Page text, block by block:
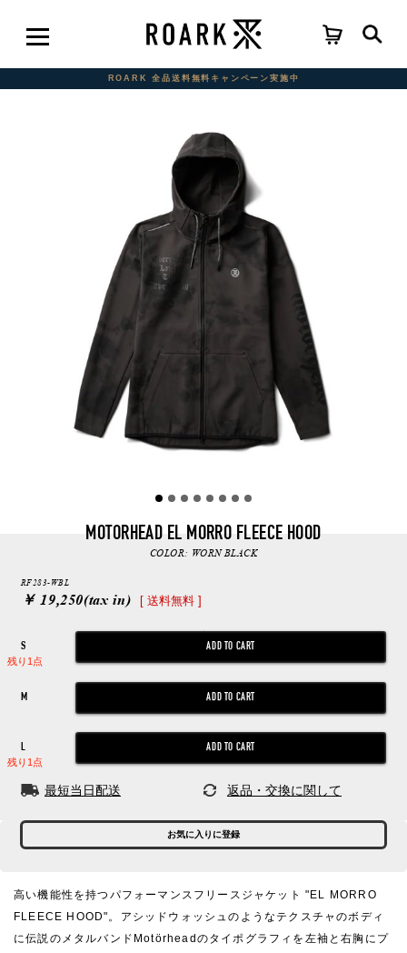
ROARK 全品送料無料キャンペーン実施中
MOTORHEAD EL MORRO FLEECE HOOD
COLOR: WORN BLACK
RF283-WBL
￥ 19,250(tax in) [ 送料無料 ]
S
残り1点
M
L
残り1点
最短当日配送 返品・交換に関して
お気に入りに登録
高い機能性を持つパフォーマンスフリースジャケット "EL MORRO
FLEECE HOOD"。アシッドウォッシュのようなテクスチャのボディ
に伝説のメタルバンドMotörheadのタイポグラフィを左袖と右胸にプ